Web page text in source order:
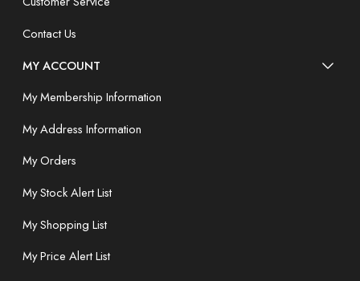
Contact Us
MY ACCOUNT
My Membership Information
My Address Information
My Orders
My Stock Alert List
My Shopping List
My Price Alert List